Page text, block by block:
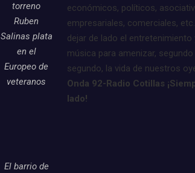
torreno
Ruben
Salinas plata
en el
Europeo de
veteranos
El barrio de
económicos, políticos,
empresariales, comerciales,
dejar de lado el entretenimiento
música para amenizar, segundo
segundo, la vida de nuestros
Onda 92-Radio Cotillas
lado!